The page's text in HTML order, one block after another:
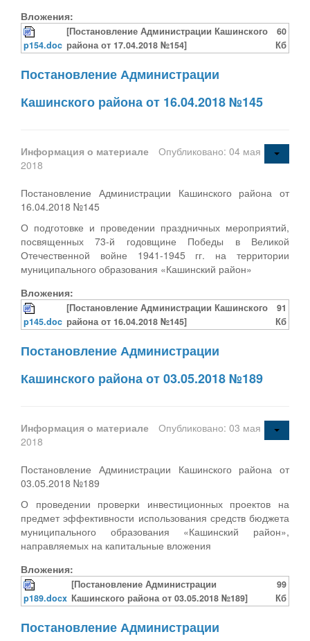
Вложения:
p154.doc
[Постановление Администрации Кашинского
района от 17.04.2018 №154]
60
Кб
Постановление Администрации
Кашинского района от 16.04.2018 №145
Информация о материале
Опубликовано: 04 мая
2018
Постановление Администрации Кашинского района от
16.04.2018 №145
О подготовке и проведении праздничных мероприятий,
посвященных 73-й годовщине Победы в Великой
Отечественной войне 1941-1945 гг. на территории
муниципального образования «Кашинский район»
Вложения:
p145.doc
[Постановление Администрации Кашинского
района от 16.04.2018 №145]
91
Кб
Постановление Администрации
Кашинского района от 03.05.2018 №189
Информация о материале
Опубликовано: 03 мая
2018
Постановление Администрации Кашинского района от
03.05.2018 №189
О проведении проверки инвестиционных проектов на
предмет эффективности использования средств бюджета
муниципального образования «Кашинский район»,
направляемых на капитальные вложения
Вложения:
p189.docx
[Постановление Администрации
Кашинского района от 03.05.2018 №189]
99
Кб
Постановление Администрации